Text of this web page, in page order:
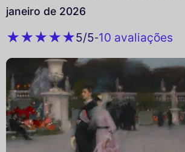
janeiro de 2026
5/5-10 avaliações